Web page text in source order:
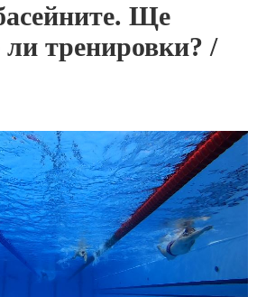
Ще
ли тренировки? /